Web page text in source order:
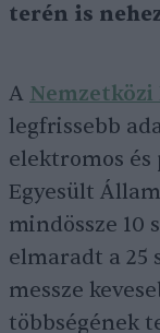
terén is
A Nemzetközi
legfrissebb
elektromos
Egyesült
mindössze 10
elmaradt a 25
messze
többségének